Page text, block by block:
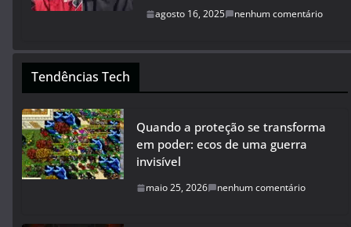
agosto 16, 2025 nenhum comentário
Tendências Tech
Quando a proteção se transforma
em poder: ecos de uma guerra
invisível
maio 25, 2026 nenhum comentário